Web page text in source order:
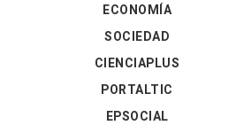
ECONOMÍA
SOCIEDAD
CIENCIAPLUS
PORTALTIC
EPSOCIAL